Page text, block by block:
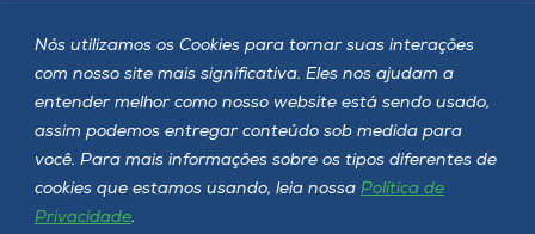
Nós utilizamos os Cookies para tornar suas interações
com nosso site mais significativa. Eles nos ajudam a
entender melhor como nosso website está sendo usado,
assim podemos entregar conteúdo sob medida para
você. Para mais informações sobre os tipos diferentes de
cookies que estamos usando, leia nossa Política de
Privacidade.
Siga a Unoesc